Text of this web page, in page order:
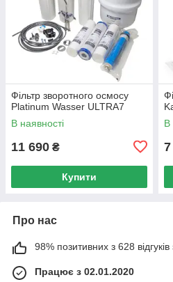
Фільтр зворотного осмосу
Platinum Wasser ULTRA7
В наявності
11 690 ₴
Купити
В
Про нас
98% позитивних з 628 відгуків
Працює з 02.01.2020